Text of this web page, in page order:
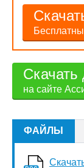
Скачать
на сайте
ФАЙЛЫ